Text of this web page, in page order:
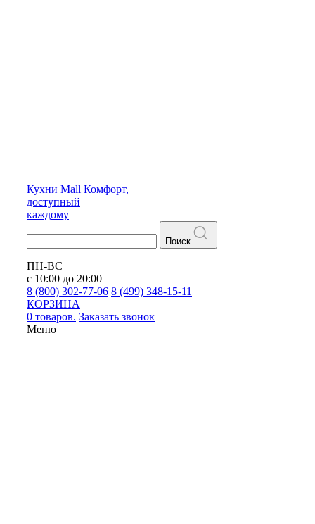
Кухни Mall Комфорт,
доступный
каждому
Поиск
ПН-ВС
с 10:00 до 20:00
8 (800) 302-77-06 8 (499) 348-15-11
КОРЗИНА
0 товаров. Заказать звонок
Меню